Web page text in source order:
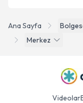
Ana Sayfa
Merkez
Videolar